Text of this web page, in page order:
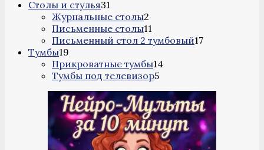
товаров
Столы и стулья31
товар
Журнальные столы2
товара
Письменные столы11
товаров
Письменный стол 2 тумбовый1717
Тумбы19
товаров
Прикроватные тумбы1414
Тумбы под телевизор55